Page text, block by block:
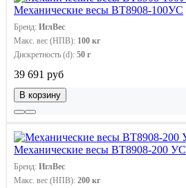
Механические весы ВТ8908-100УС
Бренд: ИглВес
Макс. вес (НПВ): 100 кг
Дискретность (d): 50 г
39 691 руб
В корзину
Механические весы ВТ8908-200 УС
Бренд: ИглВес
Макс. вес (НПВ): 200 кг